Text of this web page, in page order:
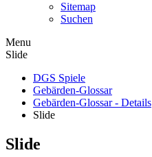
Sitemap
Suchen
Menu
Slide
DGS Spiele
Gebärden-Glossar
Gebärden-Glossar - Details
Slide
Slide